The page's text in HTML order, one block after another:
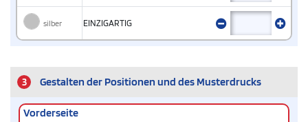
silber EINZIGARTIG
3 Gestalten der Positionen und des Musterdrucks
Vorderseite